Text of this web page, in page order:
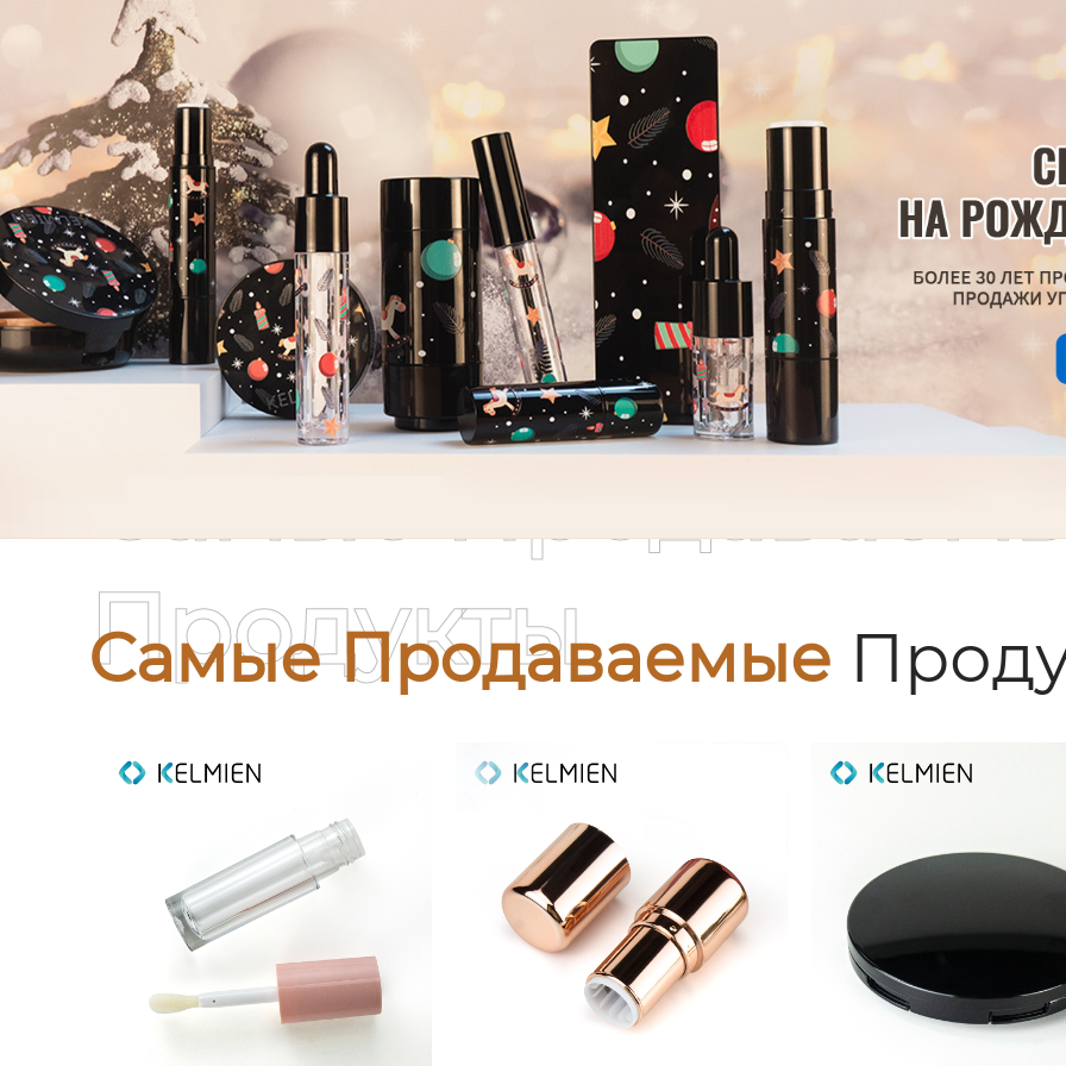
Самые Продаваемые
Самые
Продукты